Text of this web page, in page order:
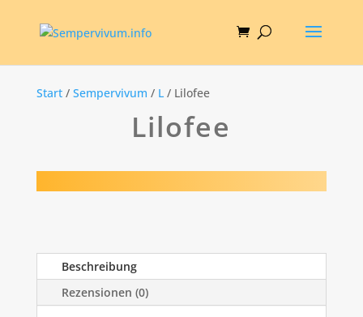
Start/ Sempervivum / L/ Lilofee
Lilofee
Beschreibung
Rezensionen (0)